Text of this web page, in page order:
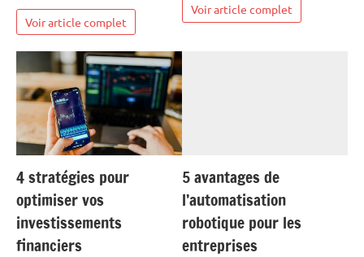
Voir article complet
Voir article complet
4 stratégies pour
optimiser vos
investissements
financiers
5 avantages de
l’automatisation
robotique pour les
entreprises